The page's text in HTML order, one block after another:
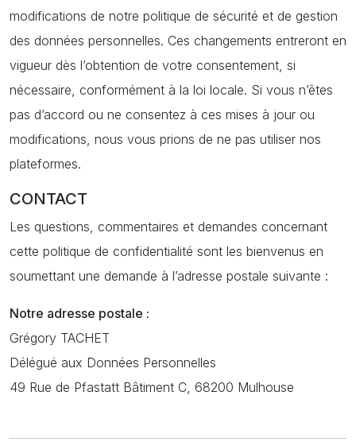
modifications de notre politique de sécurité et de gestion
des données personnelles. Ces changements entreront en
vigueur dès l’obtention de votre consentement, si
nécessaire, conformément à la loi locale. Si vous n’êtes
pas d’accord ou ne consentez à ces mises à jour ou
modifications, nous vous prions de ne pas utiliser nos
plateformes.
CONTACT
Les questions, commentaires et demandes concernant
cette politique de confidentialité sont les bienvenus en
soumettant une demande à l’adresse postale suivante :
Notre adresse postale :
Grégory TACHET
Délégué aux Données Personnelles
49 Rue de Pfastatt Bâtiment C, 68200 Mulhouse